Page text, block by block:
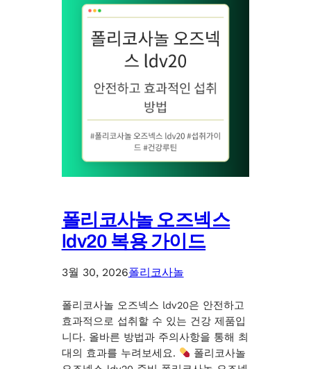
폴리코사놀 오즈넥스
ldv20 복용 가이드
3월 30, 2026폴리코사놀
폴리코사놀 오즈넥스 ldv20은 안전하고
효과적으로 섭취할 수 있는 건강 제품입
니다. 올바른 방법과 주의사항을 통해 최
대의 효과를 누려보세요.
폴리코사놀